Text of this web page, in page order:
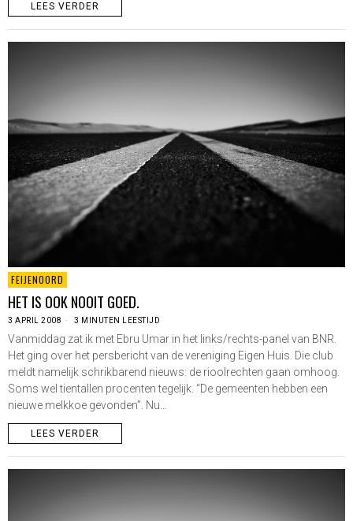
LEES VERDER
FEIJENOORD
HET IS OOK NOOIT GOED.
3 APRIL 2008 3 MINUTEN LEESTIJD
Vanmiddag zat ik met Ebru Umar in het links/rechts-panel van BNR.
Het ging over het persbericht van de vereniging Eigen Huis. Die club
meldt namelijk schrikbarend nieuws: de rioolrechten gaan omhoog.
Soms wel tientallen procenten tegelijk. “De gemeenten hebben een
nieuwe melkkoe gevonden”. Nu…
LEES VERDER